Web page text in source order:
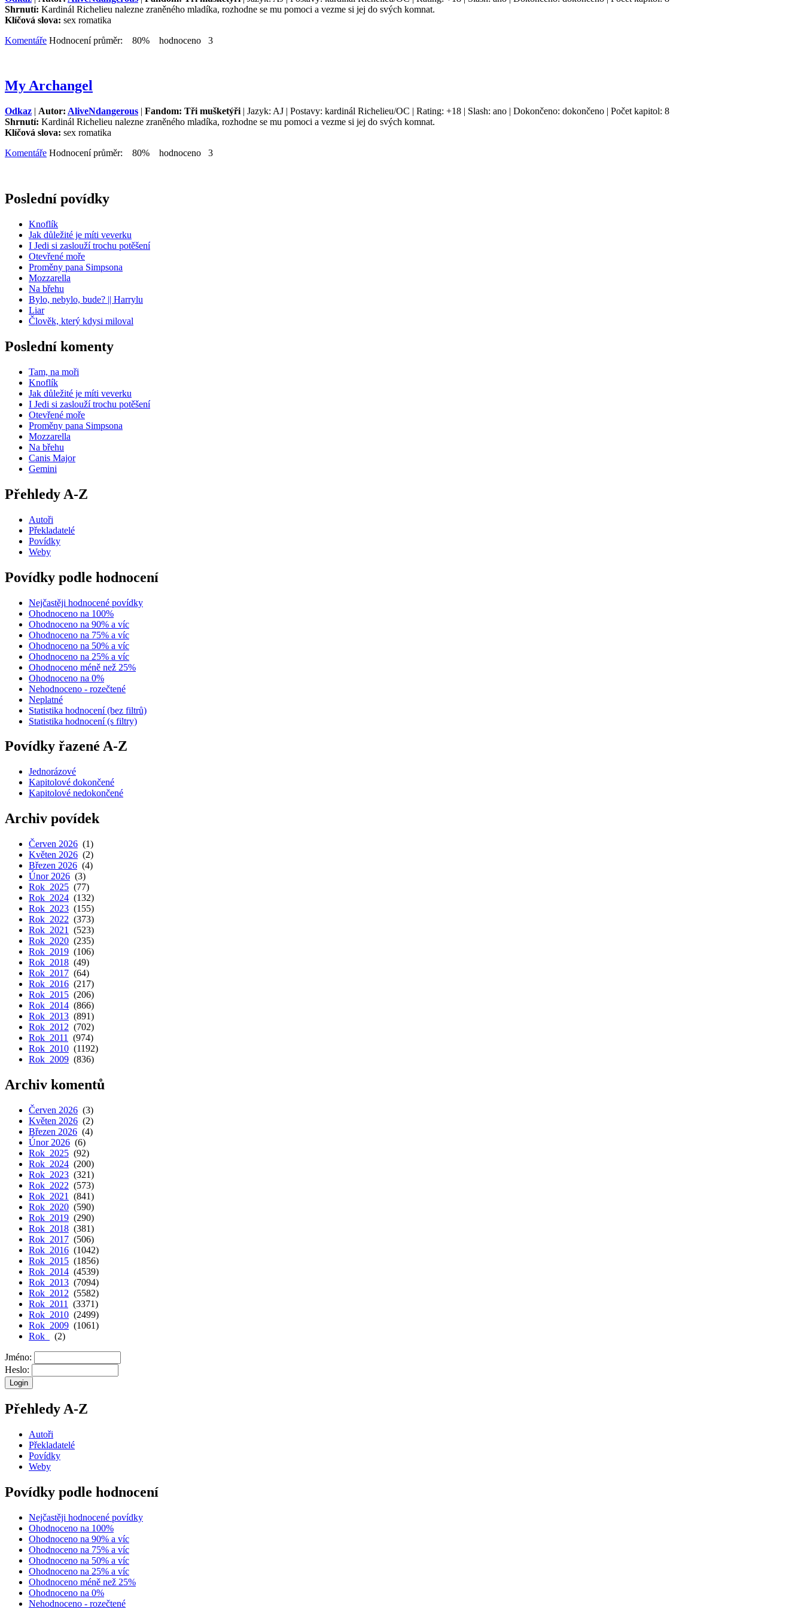
Shrnutí: Kardinál Richelieu nalezne zraněného mladíka, rozhodne se mu pomoci a vezme si jej do svých komnat.
Klíčová slova: sex romatika
Komentáře Hodnocení průměr: 80% hodnoceno 3
My Archangel
Odkaz | Autor: AliveNdangerous | Fandom: Tři mušketýři | Jazyk: AJ | Postavy: kardinál Richelieu/OC | Rating: +18 | Slash: ano | Dokončeno: dokončeno | Počet kapitol: 8
Shrnutí: Kardinál Richelieu nalezne zraněného mladíka, rozhodne se mu pomoci a vezme si jej do svých komnat.
Klíčová slova: sex romatika
Komentáře Hodnocení průměr: 80% hodnoceno 3
Poslední povídky
Knoflík
Jak důležité je míti veverku
I Jedi si zaslouží trochu potěšení
Otevřené moře
Proměny pana Simpsona
Mozzarella
Na břehu
Bylo, nebylo, bude? || Harrylu
Liar
Člověk, který kdysi miloval
Poslední komenty
Tam, na moři
Knoflík
Jak důležité je míti veverku
I Jedi si zaslouží trochu potěšení
Otevřené moře
Proměny pana Simpsona
Mozzarella
Na břehu
Canis Major
Gemini
Přehledy A-Z
Autoři
Překladatelé
Povídky
Weby
Povídky podle hodnocení
Nejčastěji hodnocené povídky
Ohodnoceno na 100%
Ohodnoceno na 90% a víc
Ohodnoceno na 75% a víc
Ohodnoceno na 50% a víc
Ohodnoceno na 25% a víc
Ohodnoceno méně než 25%
Ohodnoceno na 0%
Nehodnoceno - rozečtené
Neplatné
Statistika hodnocení (bez filtrů)
Statistika hodnocení (s filtry)
Povídky řazené A-Z
Jednorázové
Kapitolové dokončené
Kapitolové nedokončené
Archiv povídek
Červen 2026 (1)
Květen 2026 (2)
Březen 2026 (4)
Únor 2026 (3)
Rok 2025 (77)
Rok 2024 (132)
Rok 2023 (155)
Rok 2022 (373)
Rok 2021
(523)
Rok 2020 (235)
Rok 2019 (106)
Rok 2018 (49)
Rok 2017 (64)
Rok 2016 (217)
Rok 2015 (206)
Rok 2014 (866)
Rok 2013 (891)
Rok 2012 (702)
Rok 2011
(974)
Rok 2010 (1192)
Rok 2009 (836)
Archiv komentů
Červen 2026 (3)
Květen 2026 (2)
Březen 2026 (4)
Únor 2026 (6)
Rok 2025 (92)
Rok 2024 (200)
Rok 2023 (321)
Rok 2022 (573)
Rok 2021
(841)
Rok 2020 (590)
Rok 2019 (290)
Rok 2018 (381)
Rok 2017 (506)
Rok 2016 (1042)
Rok 2015 (1856)
Rok 2014 (4539)
Rok 2013 (7094)
Rok 2012 (5582)
Rok 2011
(3371)
Rok 2010 (2499)
Rok 2009 (1061)
Rok
(2)
Jméno:
Heslo:
Přehledy A-Z
Autoři
Překladatelé
Povídky
Weby
Povídky podle hodnocení
Nejčastěji hodnocené povídky
Ohodnoceno na 100%
Ohodnoceno na 90% a víc
Ohodnoceno na 75% a víc
Ohodnoceno na 50% a víc
Ohodnoceno na 25% a víc
Ohodnoceno méně než 25%
Ohodnoceno na 0%
Nehodnoceno - rozečtené